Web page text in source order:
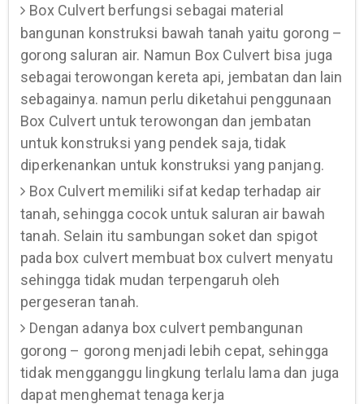
Box Culvert berfungsi sebagai material
bangunan konstruksi bawah tanah yaitu gorong –
gorong saluran air. Namun Box Culvert bisa juga
sebagai terowongan kereta api, jembatan dan lain
sebagainya. namun perlu diketahui penggunaan
Box Culvert untuk terowongan dan jembatan
untuk konstruksi yang pendek saja, tidak
diperkenankan untuk konstruksi yang panjang.
Box Culvert memiliki sifat kedap terhadap air
tanah, sehingga cocok untuk saluran air bawah
tanah. Selain itu sambungan soket dan spigot
pada box culvert membuat box culvert menyatu
sehingga tidak mudan terpengaruh oleh
pergeseran tanah.
Dengan adanya box culvert pembangunan
gorong – gorong menjadi lebih cepat, sehingga
tidak mengganggu lingkung terlalu lama dan juga
dapat menghemat tenaga kerja